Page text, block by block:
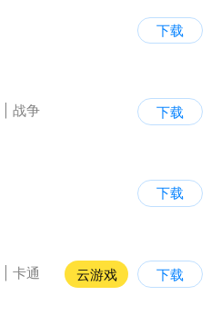
下载
战争
下载
下载
卡通
云游戏 下载